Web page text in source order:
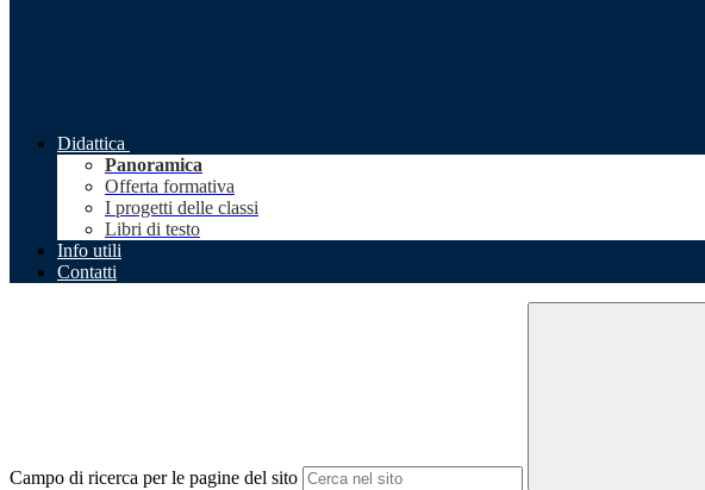
Didattica
Panoramica
Offerta formativa
I progetti delle classi
Libri di testo
Info utili
Contatti
Campo di ricerca per le pagine del sito